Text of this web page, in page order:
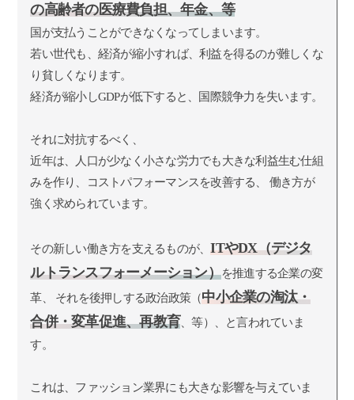
の高齢者の医療費負担、年金、等
国が支払うことができなくなってしまいます。
若い世代も、経済が縮小すれば、利益を得るのが難しくな
り貧しくなります。
経済が縮小しGDPが低下すると、国際競争力を失います。
それに対抗するべく、
近年は、人口が少なく小さな労力でも大きな利益生む仕組
みを作り、コストパフォーマンスを改善する、 働き方が
強く求められています。
その新しい働き方を支えるものが、ITやDX（デジタ
ルトランスフォーメーション）を推進する企業の変
革、 それを後押しする政治政策（中小企業の淘汰・
合併・変革促進、再教育 、等）、と言われていま
す。
これは、ファッション業界にも大きな影響を与えていま